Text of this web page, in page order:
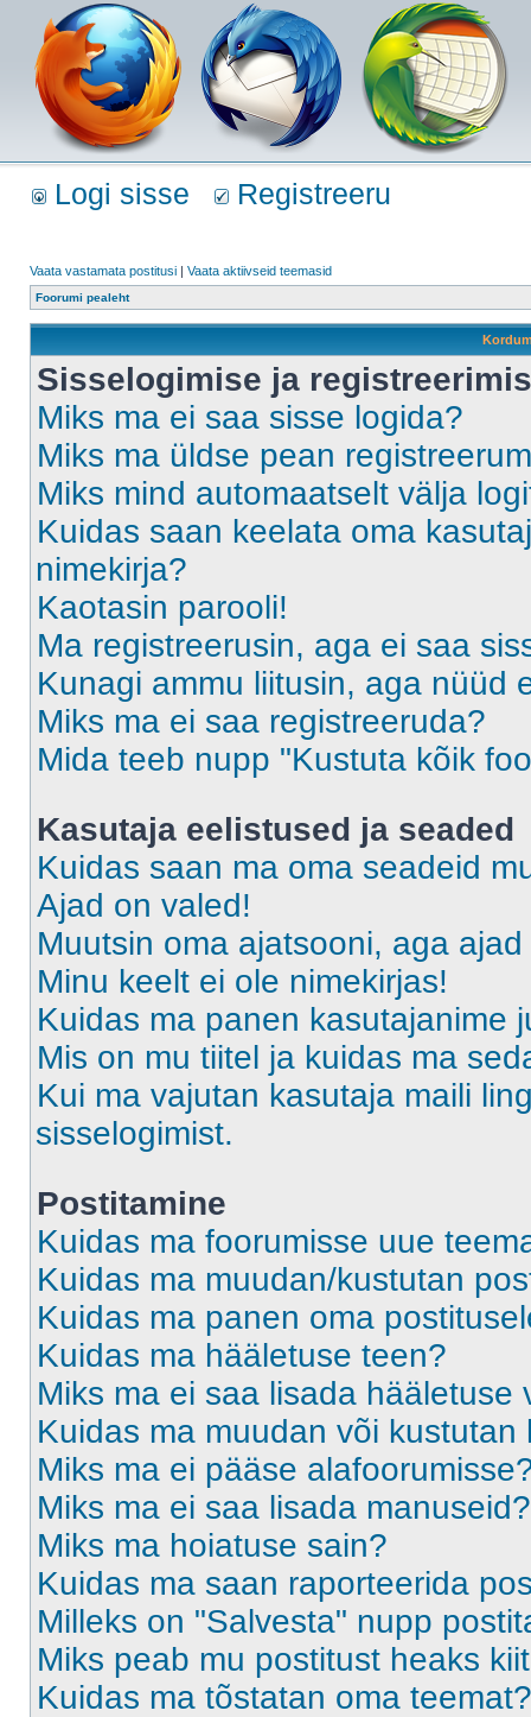
Logi sisse Registreeru
Vaata vastamata postitusi | Vaata aktiivseid teemasid
Foorumi pealeht
Sisselogimise ja
Miks ma ei saa sisse logida?
Miks ma üldse pean
Miks mind automaatselt välja
Kuidas saan keelata oma
nimekirja?
Kaotasin parooli!
Ma registreerusin, aga ei saa
Kunagi ammu liitusin, aga nüüd
Miks ma ei saa registreeruda?
Mida teeb nupp "Kustuta kõik
Kasutaja eelistused ja seaded
Kuidas saan ma oma seadeid
Ajad on valed!
Muutsin oma ajatsooni, aga
Minu keelt ei ole nimekirjas!
Kuidas ma panen kasutajanime
Mis on mu tiitel ja kuidas ma
Kui ma vajutan kasutaja maili
sisselogimist.
Postitamine
Kuidas ma foorumisse uue
Kuidas ma muudan/kustutan
Kuidas ma panen oma
Kuidas ma hääletuse teen?
Miks ma ei saa lisada hääletuse
Kuidas ma muudan või kustutan
Miks ma ei pääse
Miks ma ei saa lisada manuseid?
Miks ma hoiatuse sain?
Kuidas ma saan raporteerida
Milleks on "Salvesta" nupp
Miks peab mu postitust heaks
Kuidas ma tõstatan oma teemat?